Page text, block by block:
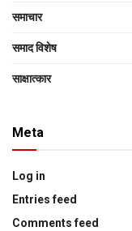
समाचार
समाद विशेष
साक्षात्‍कार
Meta
Log in
Entries feed
Comments feed